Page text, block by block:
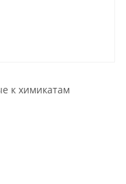
к химикатам